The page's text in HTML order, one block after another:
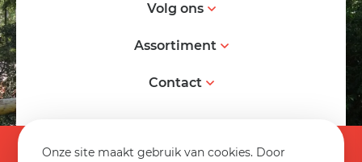
Onze site maakt gebruik van cookies. Door
Volg ons
Assortiment
Contact